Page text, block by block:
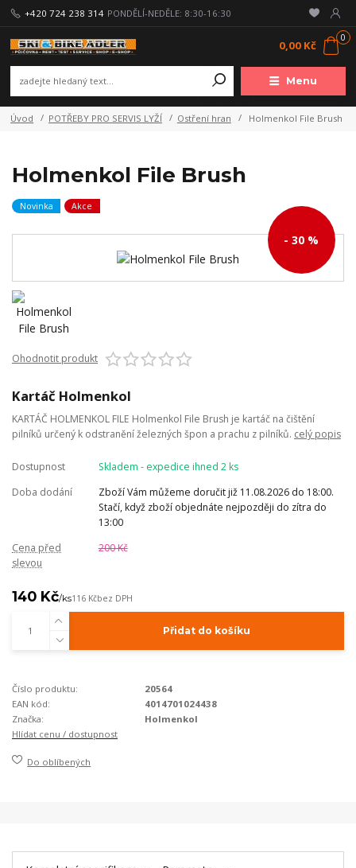
Menu
+420 724 238 314 PONDĚLÍ-NEDĚLE: 8:30-16:30
0
0,00 Kč
Úvod POTŘEBY PRO SERVIS LYŽÍ Ostření hran Holmenkol File Brush
Holmenkol File Brush
Novinka Akce
- 30 %
Ohodnotit produkt
Kartáč Holmenkol
KARTÁČ HOLMENKOL FILE Holmenkol File Brush je kartáč na čištění
pilníků určený k odstranění železných špon a prachu z pilníků. celý popis
Dostupnost
Skladem - expedice ihned 2 ks
Doba dodání
Zboží Vám můžeme doručit již 11.08.2026 do 18:00.
Stačí, když zboží objednáte nejpozději do zítra do
13:00
Cena před
slevou
200 Kč
140 Kč/ks116 Kčbez DPH
Přidat do košíku
Číslo produktu:
20564
EAN kód:
4014701024438
Značka:
Holmenkol
Hlídat cenu / dostupnost
Do oblíbených